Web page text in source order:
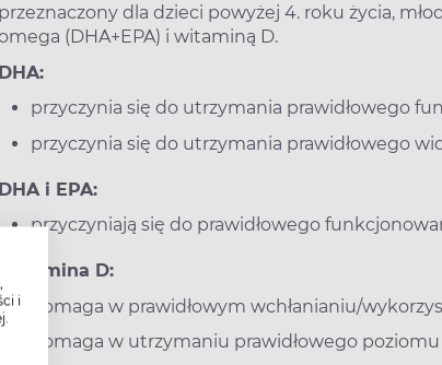
i
przeznaczony dla dzieci powyżej 4. roku życia,
(DHA+EPA) i witaminą D.
DHA:
przyczynia się do utrzymania prawidłowego
przyczynia się do utrzymania prawidłowego
DHA i EPA:
przyczyniają się do prawidłowego
Witamina D:
pomaga w prawidłowym wchłanianiu/
pomaga w utrzymaniu prawidłowego